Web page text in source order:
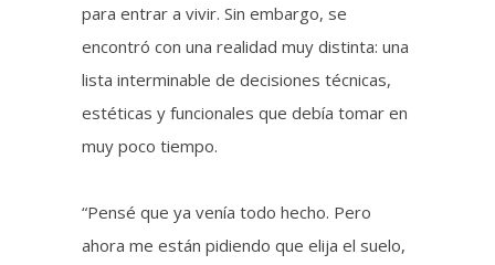
para entrar a vivir. Sin embargo, se
encontró con una realidad muy distinta: una
lista interminable de decisiones técnicas,
estéticas y funcionales que debía tomar en
muy poco tiempo.
“Pensé que ya venía todo hecho. Pero
ahora me están pidiendo que elija el suelo,